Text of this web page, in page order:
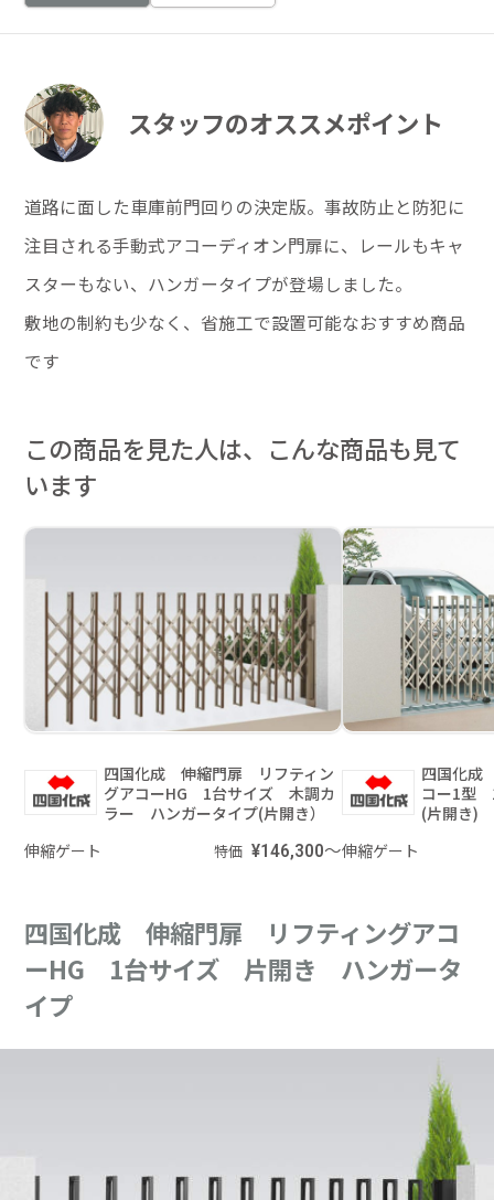
スタッフのオススメポイント
道路に面した車庫前門回りの決定版。事故防止と防犯に
注目される手動式アコーディオン門扉に、レールもキャ
スターもない、ハンガータイプが登場しました。
敷地の制約も少なく、省施工で設置可能なおすすめ商品
です
この商品を見た人は、こんな商品も見て
います
四国化成 伸縮門扉 リフティン
グアコーHG 1台サイズ 木調カ
ラー ハンガータイプ(片開き）
伸縮ゲート
特価 ¥146,300～
四国化
コー1型
(片開き)
伸縮ゲート
四国化成 伸縮門扉 リフティングアコ
ーHG 1台サイズ 片開き ハンガータ
イプ